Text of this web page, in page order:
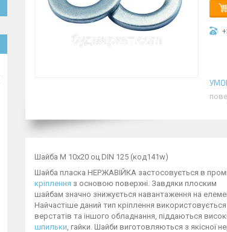
Шайба М 10х20 оц DIN 125 (код141w)
Шайба пласка НЕРЖАВІЙКА застосовується в
кріплення з основою поверхні. Завдяки плоским
шайбам значно знижується навантаження на
Найчастіше даний тип кріплення
верстатів та іншого обладнання, піддаються
шпильки , гайки. Шайби виготовляються з якісної